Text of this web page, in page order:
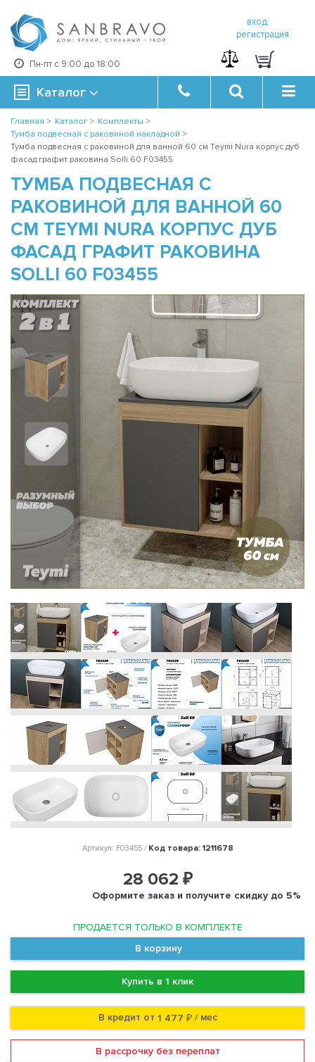
Пн-пт с 9:00 до 18:00
вход
регистрация
Каталог
Главная > Каталог > Комплекты >
Тумба подвесная с раковиной накладной >
Тумба подвесная с раковиной для ванной 60 см Teymi Nura корпус дуб
фасад графит раковина Solli 60 F03455
ТУМБА ПОДВЕСНАЯ С
РАКОВИНОЙ ДЛЯ ВАННОЙ 60
СМ TEYMI NURA КОРПУС ДУБ
ФАСАД ГРАФИТ РАКОВИНА
SOLLI 60 F03455
Артикул: F03455 / Код товара: 1211678
28 062 ₽
Оформите заказ и получите скидку до 5%
ПРОДАЕТСЯ ТОЛЬКО В КОМПЛЕКТЕ
В корзину
Купить в 1 клик
В кредит от 1 477 ₽/ мес
В рассрочку без переплат